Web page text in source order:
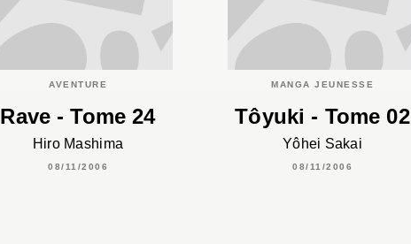
AVENTURE
Rave - Tome 24
Hiro Mashima
08/11/2006
MANGA JEUNESSE
Tôyuki - Tome 02
Yôhei Sakai
08/11/2006